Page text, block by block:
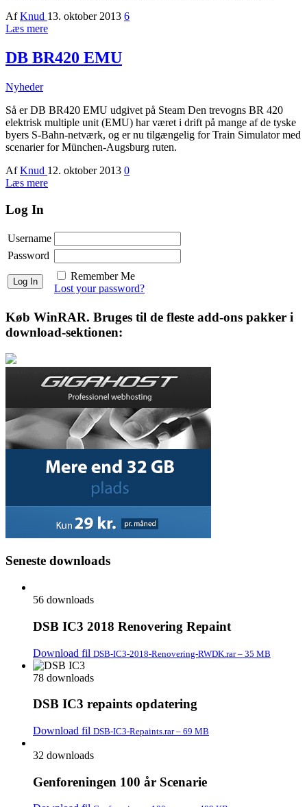
Af Knud 13. oktober 2013 6
Læs mere
DB BR420 EMU
Nyheder
Så er DB BR420 EMU udgivet på Steam Den trevogns BR 420
elektrisk multiple unit (EMU) har været i drift på mange af de tyske
byers S-Bahn-netværk, og er nu tilgængelig for Train Simulator med
scenarier for München-Augsburg ruten.
Af Knud 12. oktober 2013 0
Læs mere
Log In
Username
Password
Remember Me
Lost your password?
Køb WinRAR. Bruges til de fleste add-ons pakker i
download-sektionen:
Seneste downloads
56 downloads
DSB IC3 2018 Renovering Repaint
Download fil DSB-IC3-2018-Renovering-RWDK.rar – 35 MB
78 downloads
DSB IC3 repaints opdatering
Download fil DSB-IC3-Repaints.rar – 69 MB
32 downloads
Genforeningen 100 år Scenarie